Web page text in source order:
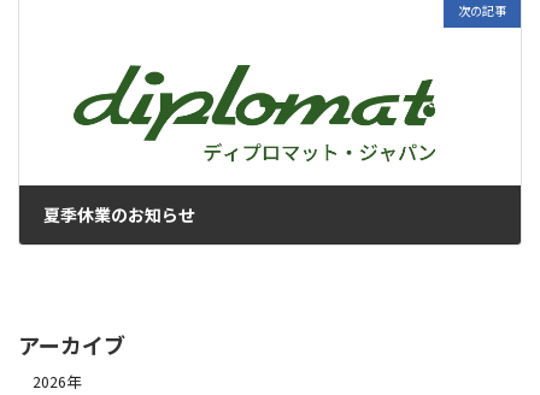
次の記事
夏季休業のお知らせ
アーカイブ
2026年